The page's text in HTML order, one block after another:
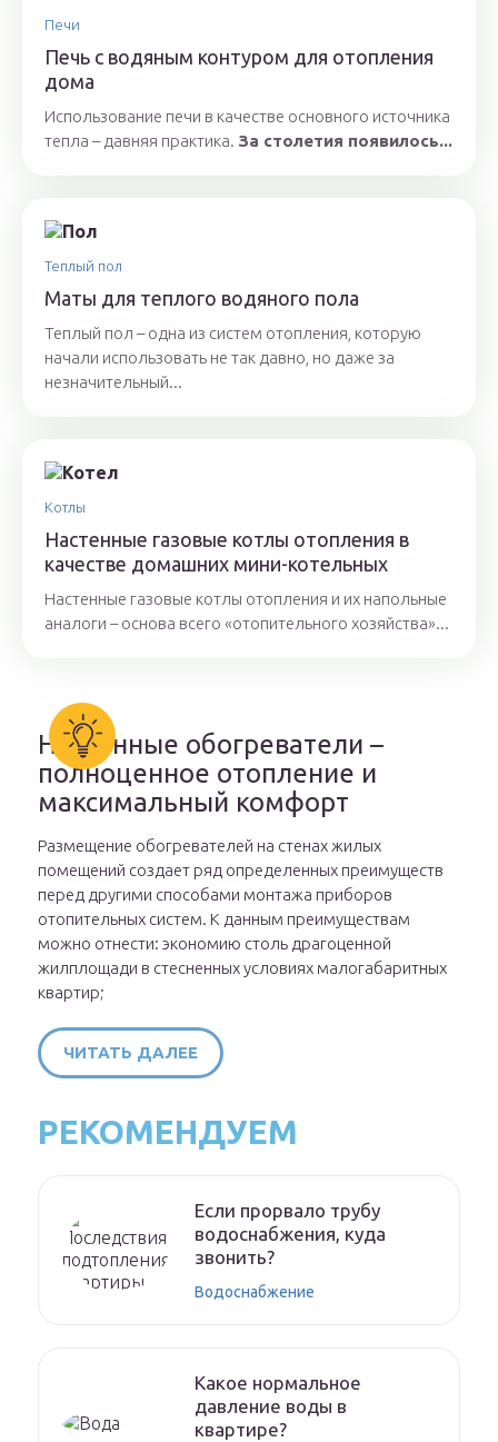
Печи
Печь с водяным контуром для отопления
дома
Использование печи в качестве основного источника
тепла – давняя практика. За столетия появилось...
Теплый пол
Маты для теплого водяного пола
Теплый пол – одна из систем отопления, которую
начали использовать не так давно, но даже за
незначительный...
Котлы
Настенные газовые котлы отопления в
качестве домашних мини-котельных
Настенные газовые котлы отопления и их напольные
аналоги – основа всего «отопительного хозяйства»...
Настенные обогреватели –
полноценное отопление и
максимальный комфорт
Размещение обогревателей на стенах жилых
помещений создает ряд определенных преимуществ
перед другими способами монтажа приборов
отопительных систем. К данным преимуществам
можно отнести: экономию столь драгоценной
жилплощади в стесненных условиях малогабаритных
квартир;
ЧИТАТЬ ДАЛЕЕ
РЕКОМЕНДУЕМ
Если прорвало трубу
водоснабжения, куда
звонить?
Водоснабжение
Какое нормальное
давление воды в
квартире?